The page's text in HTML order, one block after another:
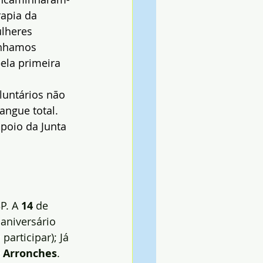
da
primeira
não
total.
da Junta
A 14 de
Já
Arronches.